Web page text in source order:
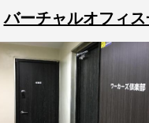
バーチャルオフィス